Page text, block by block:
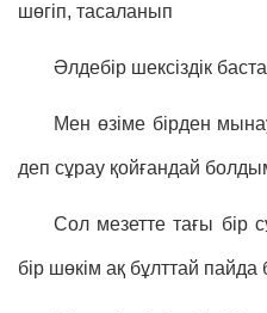
шөгіп, тасаланып
Әлдебір шексіздік
Мен өзіме бірден
деп сұрау қойғандай
Сол мезетте тағы бір
бір шөкім ақ бұлттай пайда